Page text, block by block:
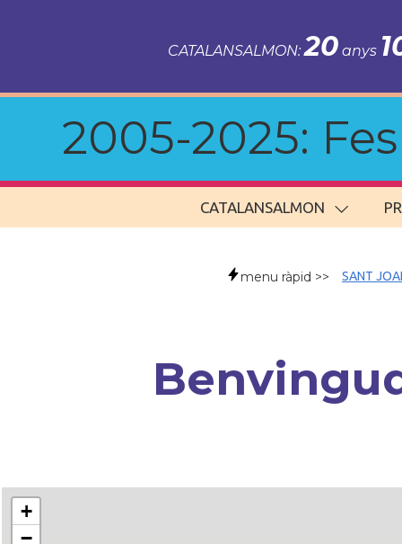
CATALANSALMON:20anys
2005-2025:
CATALANSALMON
menu ràpid >> SANT
+
−